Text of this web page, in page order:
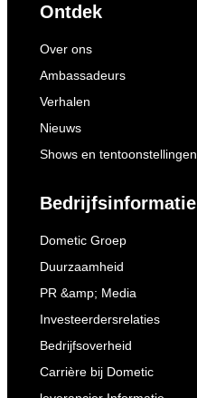
Ontdek
Over ons
Ambassadeurs
Verhalen
Nieuws
Shows en tentoonstellingen
Bedrijfsinformatie
Dometic Groep
Duurzaamheid
PR &amp; Media
Investeerdersrelaties
Bedrijfsoverheid
Carrière bij Dometic